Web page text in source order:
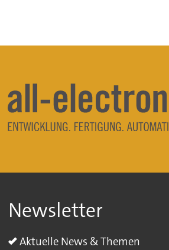
Newsletter
Aktuelle News & Themen